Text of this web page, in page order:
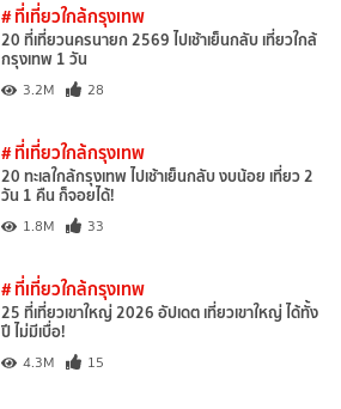
# ที่เที่ยวใกล้กรุงเทพ
20 ที่เที่ยวนครนายก 2569 ไปเช้าเย็นกลับ เที่ยวใกล้
กรุงเทพ 1 วัน
3.2M 28
# ที่เที่ยวใกล้กรุงเทพ
20 ทะเลใกล้กรุงเทพ ไปเช้าเย็นกลับ งบน้อย เที่ยว 2
วัน 1 คืน ก็จอยได้!
1.8M 33
# ที่เที่ยวใกล้กรุงเทพ
25 ที่เที่ยวเขาใหญ่ 2026 อัปเดต เที่ยวเขาใหญ่ ได้ทั้ง
ปี ไม่มีเบื่อ!
4.3M 15